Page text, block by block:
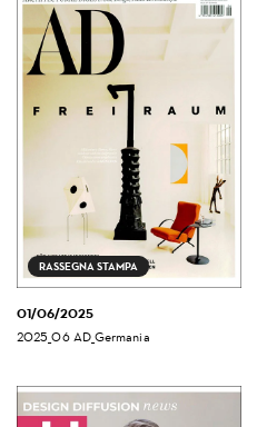
RASSEGNA STAMPA
01/06/2025
2025_06 AD_Germania